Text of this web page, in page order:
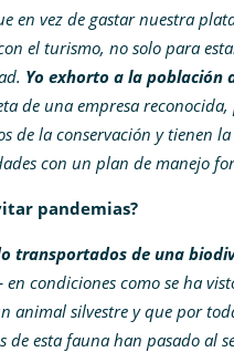
en vez de gastar nuestra
el turismo, no solo para
Yo exhorto a la población
de una empresa
de la conservación y tienen
con un plan de manejo
pandemias?
transportados de una
condiciones como se ha
animal silvestre y que por
esta fauna han pasado al